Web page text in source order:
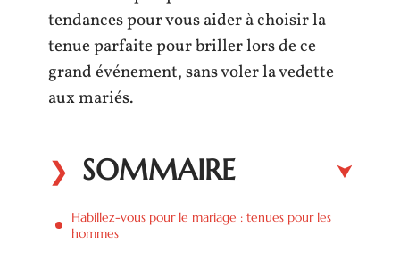
tendances pour vous aider à choisir la
tenue parfaite pour briller lors de ce
grand événement, sans voler la vedette
aux mariés.
SOMMAIRE
Habillez-vous pour le mariage : tenues pour les
hommes